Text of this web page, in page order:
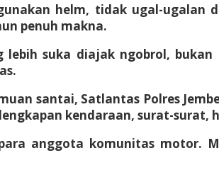
helm, tidak ugal-ugalan
penuh makna.
lebih suka diajak ngobrol,
santai, Satlantas Polres
kendaraan, surat-
anggota komunitas motor.